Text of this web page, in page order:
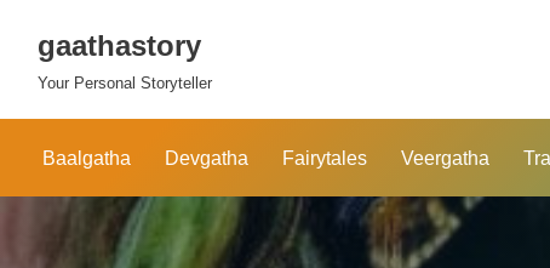
Skip
gaathastory
Your Personal Storyteller
Baalgatha Devgatha Fairytales Veergatha